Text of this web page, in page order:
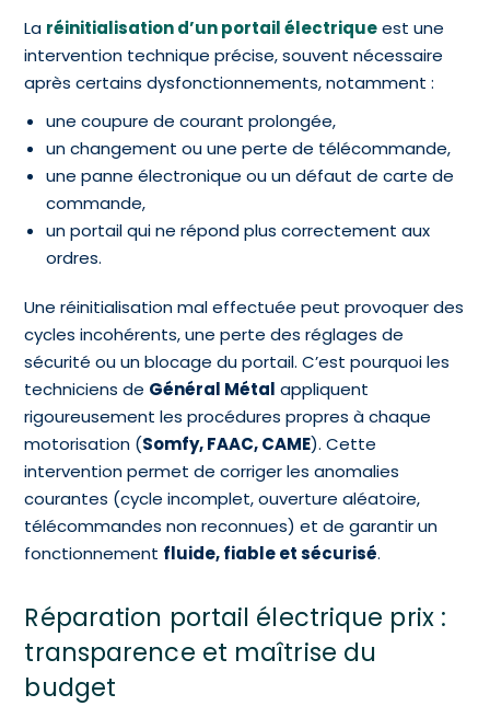
La réinitialisation d’un portail électriqueest une
intervention technique précise, souvent nécessaire
après certains dysfonctionnements, notamment :
une coupure de courant prolongée,
un changement ou une perte de télécommande,
une panne électronique ou un défaut de carte de
commande,
un portail qui ne répond plus correctement aux
ordres.
Une réinitialisation mal effectuée peut provoquer des
cycles incohérents, une perte des réglages de
sécurité ou un blocage du portail. C’est pourquoi les
techniciens de Général Métal appliquent
rigoureusement les procédures propres à chaque
motorisation (Somfy, FAAC, CAME). Cette
intervention permet de corriger les anomalies
courantes (cycle incomplet, ouverture aléatoire,
télécommandes non reconnues) et de garantir un
fonctionnement fluide, fiable et sécurisé.
Réparation portail électrique prix :
transparence et maîtrise du
budget